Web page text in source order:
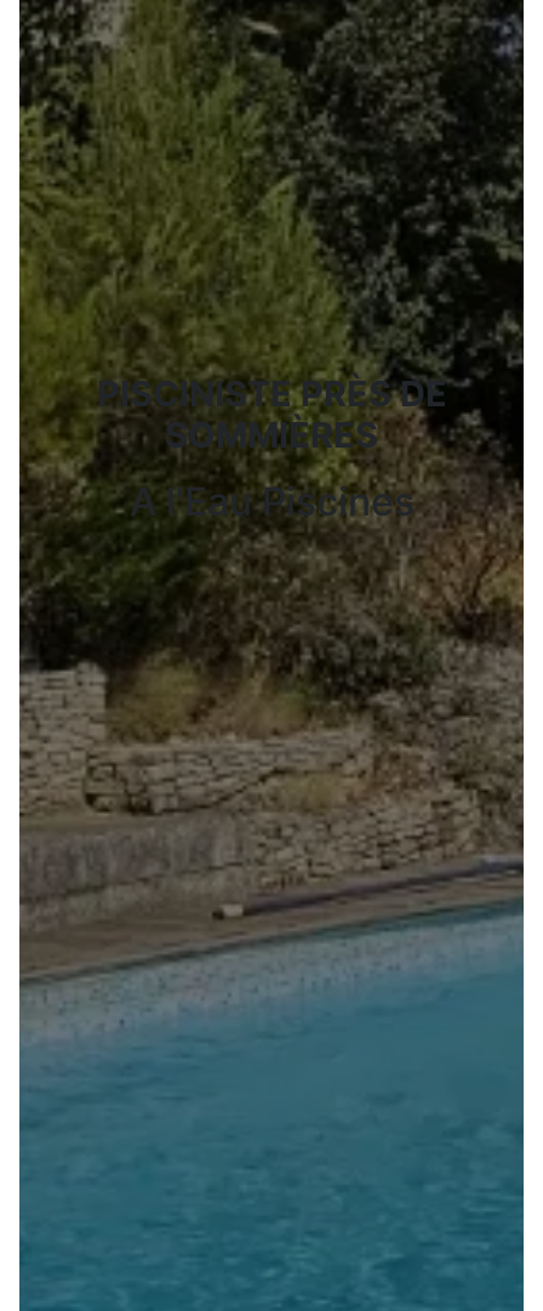
PISCINISTE PRÈS DE
SOMMIÈRES
A l'Eau Piscines